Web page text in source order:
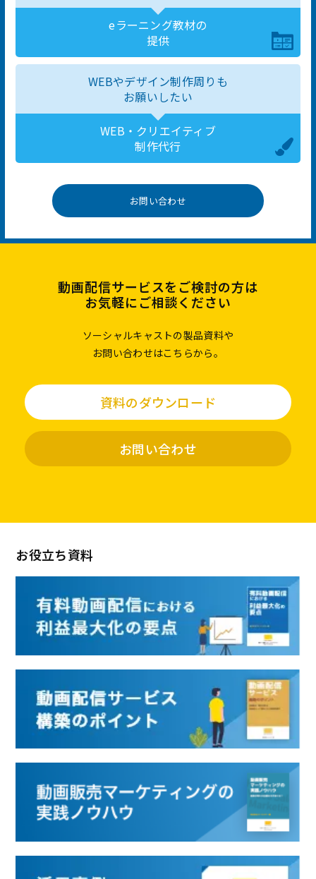
eラーニング教材の
提供
WEBやデザイン制作周りも
お願いしたい
WEB・クリエイティブ
制作代行
お問い合わせ
動画配信サービスをご検討の方は
お気軽にご相談ください
ソーシャルキャストの製品資料や
お問い合わせはこちらから。
資料のダウンロード
お問い合わせ
お役立ち資料